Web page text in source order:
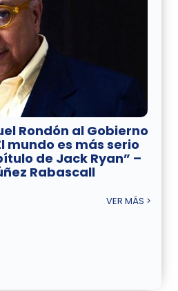
Rondón al Gobierno
mundo es más serio
de Jack Ryan” –
Rabascall
VER MÁS >